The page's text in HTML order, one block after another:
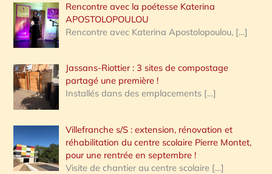
Rencontre avec la poétesse Katerina
APOSTOLOPOULOU
Rencontre avec Katerina Apostolopoulou, […]
Jassans-Riottier : 3 sites de compostage
partagé une première !
Installés dans des emplacements […]
Villefranche s/S : extension, rénovation et
réhabilitation du centre scolaire Pierre Montet,
pour une rentrée en septembre !
Visite de chantier au centre scolaire […]